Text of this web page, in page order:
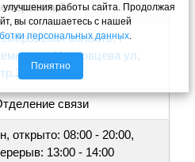
область, г
Марковцева ул,
связи
открыто: 08:00 - 20:00,
13:00 - 14:00
работы сайта. Продолжая
вы соглашаетесь с нашей
персональных данных
Понятно